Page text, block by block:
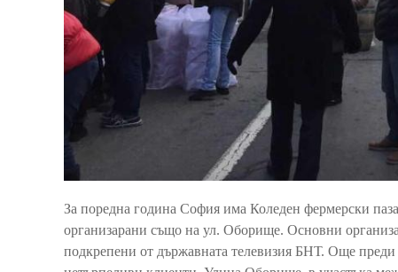
За поредна година София има Коледен фермерски
организарани също на ул. Оборище. Основни
подкрепени от държавната телевизия БНТ. Още